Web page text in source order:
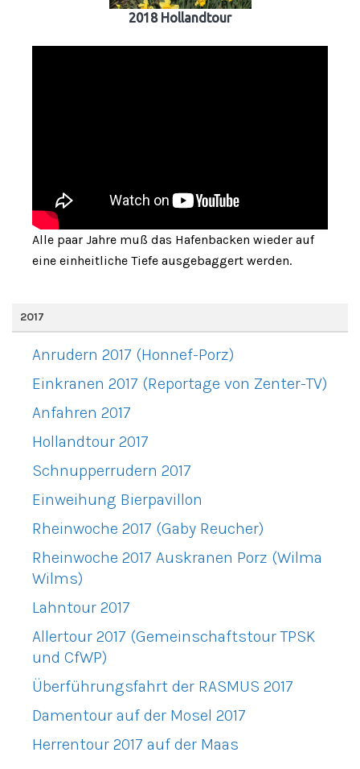
2018 Hollandtour
Alle paar Jahre muß das Hafenbacken wieder auf
eine einheitliche Tiefe ausgebaggert werden.
2017
Anrudern 2017 (Honnef-Porz)
Einkranen 2017 (Reportage von Zenter-TV)
Anfahren 2017
Hollandtour 2017
Schnupperrudern 2017
Einweihung Bierpavillon
Rheinwoche 2017 (Gaby Reucher)
Rheinwoche 2017 Auskranen Porz (Wilma
Wilms)
Lahntour 2017
Allertour 2017 (Gemeinschaftstour TPSK
und CfWP)
Überführungsfahrt der RASMUS 2017
Damentour auf der Mosel 2017
Herrentour 2017 auf der Maas